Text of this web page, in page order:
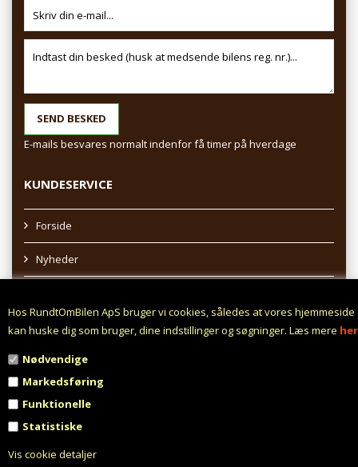
Hos RundtOmBilen ApS bruger vi cookies, således at vores hjemmeside
kan huske dig som bruger, dine indstillinger og søgninger. Læs mere her
Nødvendige
Markedsføring
Funktionelle
Statistiske
Vis cookie detaljer
E-mails besvares normalt indenfor få timer på hverdage
KUNDESERVICE
Forside
Nyheder
Afhentning af varer
Profil
Fortrydelsesret
Fortryd aftale